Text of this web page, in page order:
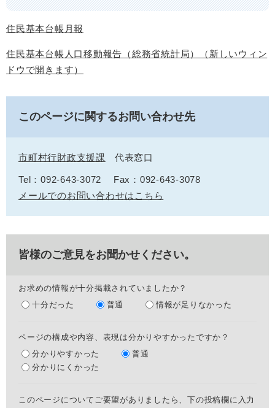
住民基本台帳月報
住民基本台帳人口移動報告（総務省統計局）（新しいウィン
ドウで開きます）
このページに関するお問い合わせ先
市町村行財政支援課 代表窓口
Tel：092-643-3072
Fax：092-643-3078
メールでのお問い合わせはこちら
皆様のご意見をお聞かせください。
お求めの情報が十分掲載されていましたか？
十分だった
普通 情報が足りなかった
ページの構成や内容、表現は分かりやすかったですか？
分かりやすかった
普通
分かりにくかった
このページについてご要望がありましたら、下の投稿欄に入力